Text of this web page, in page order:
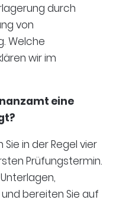
durch
von
Welche
wir im
eine
in der Regel vier
Prüfungstermin.
bereiten Sie auf